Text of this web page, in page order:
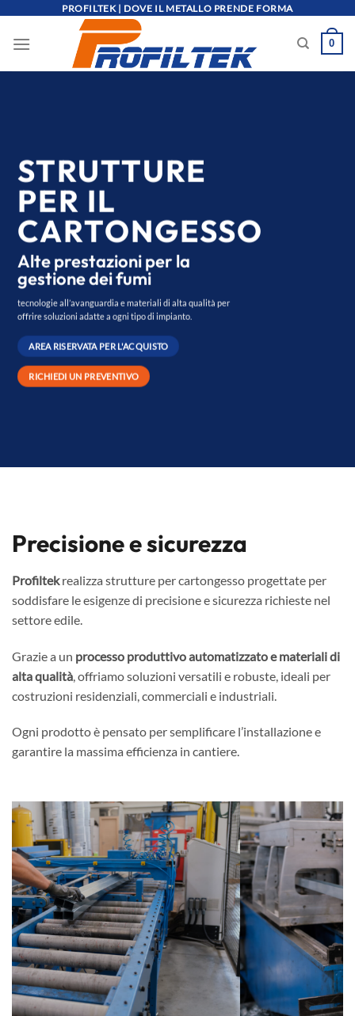
contenuti
PROFILTEK | DOVE IL METALLO PRENDE FORMA
0
STRUTTURE
PER IL
CARTONGESSO
Alte prestazioni per la
gestione dei fumi
tecnologie all’avanguardia e materiali di alta qualità per
offrire soluzioni adatte a ogni tipo di impianto.
AREA RISERVATA PER L'ACQUISTO
RICHIEDI UN PREVENTIVO
Precisione e sicurezza
Profiltekrealizza strutture per cartongesso progettate per
soddisfare le esigenze di precisione e sicurezza richieste nel
settore edile.
Grazie a un processo produttivo automatizzato e materiali di
alta qualità , offriamo soluzioni versatili e robuste, ideali per
costruzioni residenziali, commerciali e industriali.
Ogni prodotto è pensato per semplificare l’installazione e
garantire la massima efficienza in cantiere.